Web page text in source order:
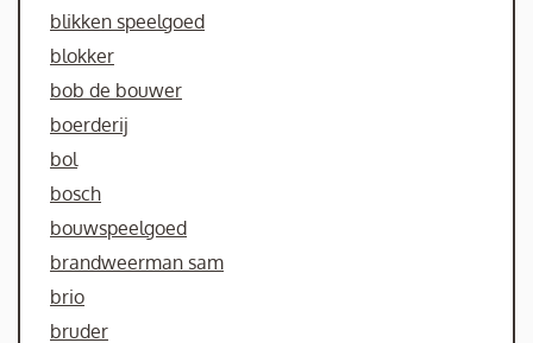
blikken speelgoed
blokker
bob de bouwer
boerderij
bol
bosch
bouwspeelgoed
brandweerman sam
brio
bruder